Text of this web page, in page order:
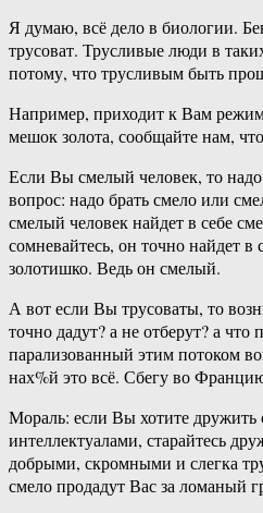
Я думаю, всё дело в биологии.
трусоват. Трусливые люди в
потому, что трусливым быть
Например, приходит к Вам
мешок золота, сообщайте нам,
Если Вы смелый человек, то надо
вопрос: надо брать смело или
смелый человек найдет в себе
сомневайтесь, он точно найдет в
золотишко. Ведь он смелый.
А вот если Вы трусоваты, то
точно дадут? а не отберут? а что
парализованный этим потоком
нах%й это всё. Сбегу во
Мораль: если Вы хотите
интеллектуалами, старайтесь
добрыми, скромными и слегка
смело продадут Вас за ломаный